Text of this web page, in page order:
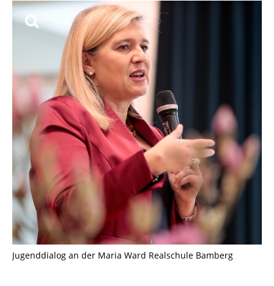
Jugenddialog an der Maria Ward Realschule Bamberg